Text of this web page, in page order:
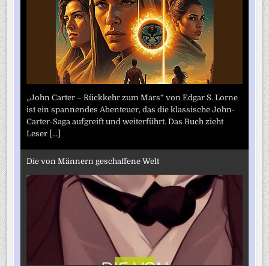
„John Carter – Rückkehr zum Mars“ von Edgar S. Lorne
ist ein spannendes Abenteuer, das die klassische John-
Carter-Saga aufgreift und weiterführt. Das Buch zieht
Leser [...]
Die von Männern geschaffene Welt